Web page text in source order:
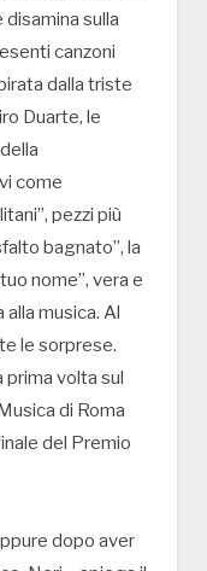
disamina sulla
canzoni
dalla triste
Duarte, le
come
pezzi più
bagnato”, la
nome”, vera e
musica. Al
le sorprese.
prima volta sul
di Roma
del Premio
dopo aver